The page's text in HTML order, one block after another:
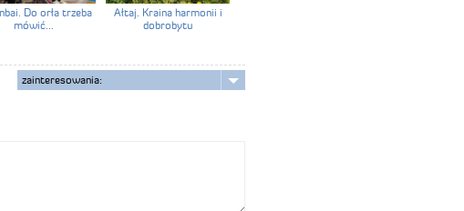
Do orła trzeba
mówić...
Ałtaj. Kraina harmonii i
dobrobytu
zainteresowania: